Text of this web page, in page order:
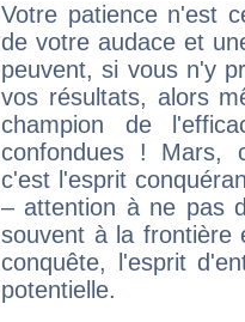
Votre patience n'est
de votre audace et
peuvent, si vous n'y
vos résultats, alors
champion de
confondues ! Mars,
c'est l'esprit
– attention à ne pas
souvent à la frontière
conquête, l'esprit
potentielle.